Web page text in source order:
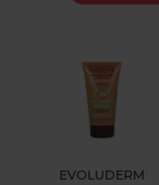
EVOLUDERM